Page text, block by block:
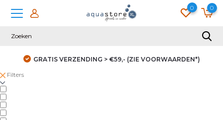
0 0
GRATIS VERZENDING > €59,- (ZIE VOORWAARDEN*)
Filters